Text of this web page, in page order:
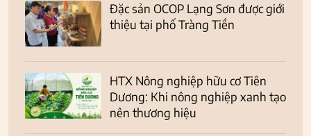
Đặc sản OCOP Lạng Sơn được giới
thiệu tại phố Tràng Tiền
HTX Nông nghiệp hữu cơ Tiên
Dương: Khi nông nghiệp xanh tạo
nên thương hiệu